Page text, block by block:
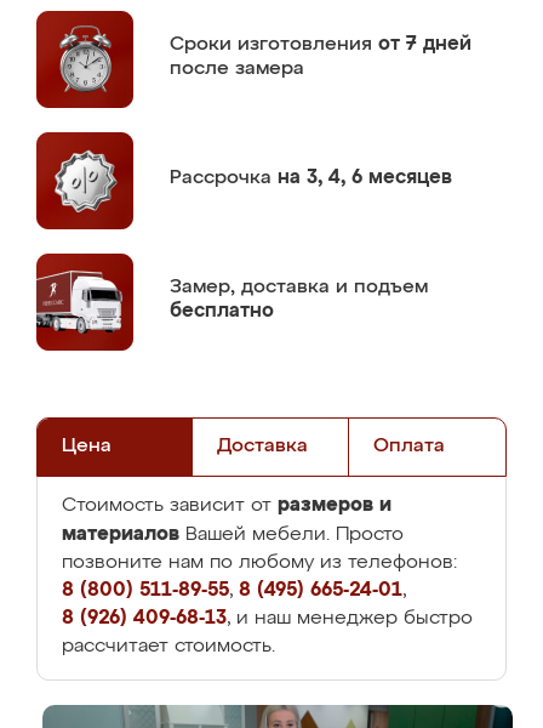
Сроки изготовления от 7 дней
после замера
Рассрочка на 3, 4, 6 месяцев
Замер, доставка и подъем
бесплатно
Цена Доставка Оплата
Стоимость зависит от размеров и
материалов Вашей мебели. Просто
позвоните нам по любому из телефонов:
8 (800) 511-89-55, 8 (495) 665-24-01,
8 (926) 409-68-13, и наш менеджер быстро
рассчитает стоимость.